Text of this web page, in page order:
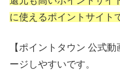
に使えるポイントサイト
【ポイントタウン 公式
ージしやすいです。